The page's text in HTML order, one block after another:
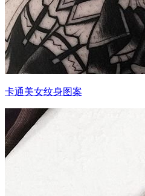
卡通美女纹身图案